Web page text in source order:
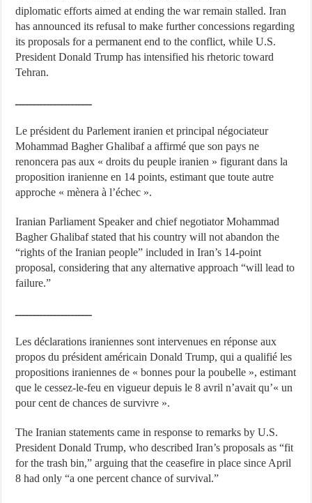
diplomatic efforts aimed at ending the war remain stalled. Iran
has announced its refusal to make further concessions regarding
its proposals for a permanent end to the conflict, while U.S.
President Donald Trump has intensified his rhetoric toward
Tehran.
ــــــــــــــــــــــ
Le président du Parlement iranien et principal négociateur
Mohammad Bagher Ghalibaf a affirmé que son pays ne
renoncera pas aux « droits du peuple iranien » figurant dans la
proposition iranienne en 14 points, estimant que toute autre
approche « mènera à l’échec ».
Iranian Parliament Speaker and chief negotiator Mohammad
Bagher Ghalibaf stated that his country will not abandon the
“rights of the Iranian people” included in Iran’s 14-point
proposal, considering that any alternative approach “will lead to
failure.”
ــــــــــــــــــــــ
Les déclarations iraniennes sont intervenues en réponse aux
propos du président américain Donald Trump, qui a qualifié les
propositions iraniennes de « bonnes pour la poubelle », estimant
que le cessez-le-feu en vigueur depuis le 8 avril n’avait qu’« un
pour cent de chances de survivre ».
The Iranian statements came in response to remarks by U.S.
President Donald Trump, who described Iran’s proposals as “fit
for the trash bin,” arguing that the ceasefire in place since April
8 had only “a one percent chance of survival.”